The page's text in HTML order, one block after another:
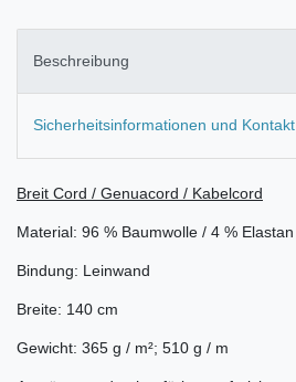
Beschreibung
Sicherheitsinformationen und Kontakt
Breit Cord / Genuacord / Kabelcord
Material: 96 % Baumwolle / 4 % Elastan
Bindung: Leinwand
Breite: 140 cm
Gewicht: 365 g / m²; 510 g / m